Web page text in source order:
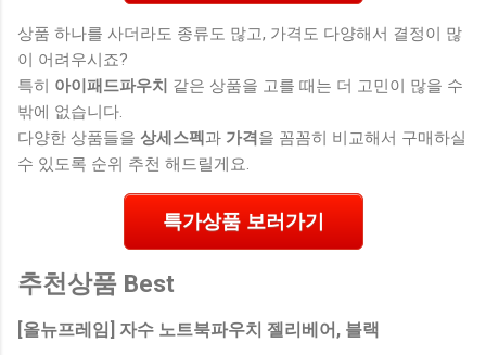
상품 하나를 사더라도 종류도 많고, 가격도 다양해서 결정이 많
이 어려우시죠?
특히 아이패드파우치 같은 상품을 고를 때는 더 고민이 많을 수
밖에 없습니다.
다양한 상품들을 상세스펙 과 가격 을 꼼꼼히 비교해서 구매하실
수 있도록 순위 추천 해드릴게요.
특가상품 보러가기
추천상품 Best
[올뉴프레임] 자수 노트북파우치 젤리베어, 블랙